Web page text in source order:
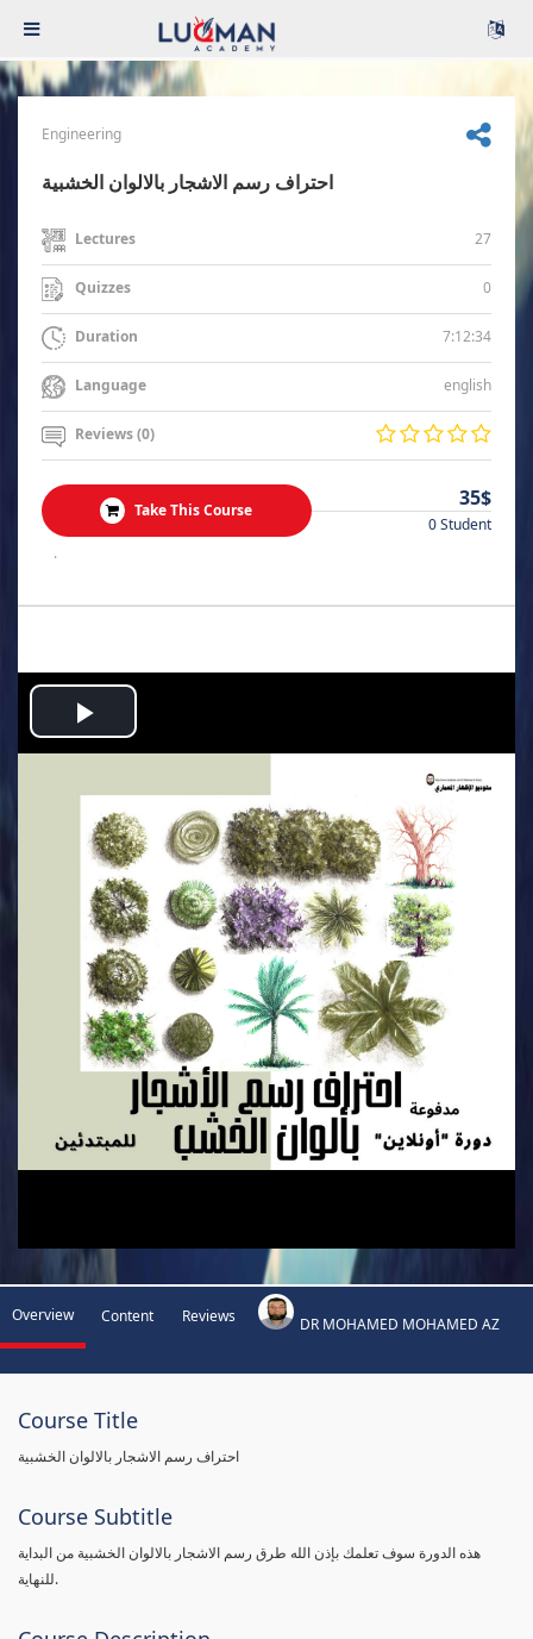
Engineering
احتراف رسم الاشجار بالالوان الخشبية
Lectures 27
Quizzes 0
Duration 7:12:34
Language english
Reviews (0)
Take This Course 35$
0 Student
.
Play
Video
Overview Content Reviews DR MOHAMED MOHAMED AZ
Course Title
احتراف رسم الاشجار بالالوان الخشبية
Course Subtitle
هذه الدورة سوف تعلمك بإذن الله طرق رسم الاشجار بالالوان الخشبية من البداية
للنهاية.